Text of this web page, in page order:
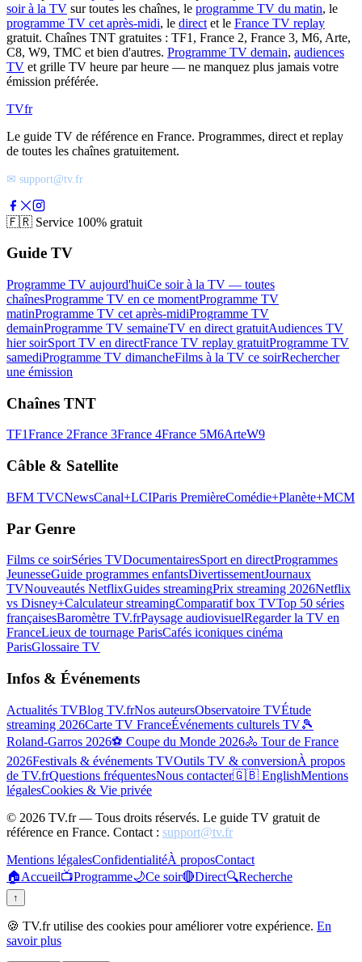
soir à la TV sur toutes les chaînes, le programme TV du matin, le
programme TV cet après-midi, le direct et le France TV replay
gratuit. Chaînes TNT gratuites : TF1, France 2, France 3, M6, Arte,
C8, W9, TMC et bien d'autres. Programme TV demain, audiences
TV et grille TV heure par heure — ne manquez plus jamais votre
émission préférée.
TVfr
Le guide TV de référence en France. Programmes, direct et replay
de toutes les chaînes gratuitement.
✉ support@tv.fr
🇫🇷 Service 100% gratuit
Guide TV
Programme TV aujourd'huiCe soir à la TV — toutes
chaînesProgramme TV en ce momentProgramme TV
matinProgramme TV cet après-midiProgramme TV
demainProgramme TV semaineTV en direct gratuitAudiences TV
hier soirSport TV en directFrance TV replay gratuitProgramme TV
samediProgramme TV dimancheFilms à la TV ce soirRechercher
une émission
Chaînes TNT
TF1France 2France 3France 4France 5M6ArteW9
Câble & Satellite
BFM TVCNewsCanal+LCIParis PremièreComédie+Planète+MCM
Par Genre
Films ce soirSéries TVDocumentairesSport en directProgrammes
JeunesseGuide programmes enfantsDivertissementJournaux
TVNouveautés NetflixGuides streamingPrix streaming 2026Netflix
vs Disney+Calculateur streamingComparatif box TVTop 50 séries
françaisesBaromètre TV.frPaysage audiovisuelRegarder la TV en
FranceLieux de tournage ParisCafés iconiques cinéma
ParisGlossaire TV
Infos & Événements
Actualités TVBlog TV.frNos auteursObservatoire TVÉtude
streaming 2026Carte TV FranceÉvénements culturels TV🎾
Roland-Garros 2026⚽ Coupe du Monde 2026🚴 Tour de France
2026Festivals & événements TVOutils TV & conversionÀ propos
de TV.frQuestions fréquentesNous contacter🇬🇧 EnglishMentions
légalesCookies & Vie privée
© 2026 TV.fr — Tous droits réservés. Le guide TV gratuit de
référence en France. Contact : support@tv.fr
Mentions légalesConfidentialitéÀ proposContact
🏠Accueil📺Programme🌙Ce soir🔴Direct🔍Recherche
↑
🍪 TV.fr utilise des cookies pour améliorer votre expérience. En
savoir plus